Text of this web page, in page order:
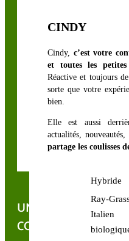
Fléole &
Pâturin
prés
Ray-
Annuel
Hybride
Ray-
Italien
CINDY
Cindy, c’est votre
et toutes les
Réactive et toujours
sorte que votre
bien.
Elle est aussi
actualités,
partage les coulisses
UNE QUESTION, UN
CONTACTEZ-NOUS !